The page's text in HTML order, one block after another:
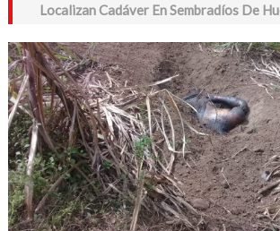
Localizan Cadáver En Sembradíos De